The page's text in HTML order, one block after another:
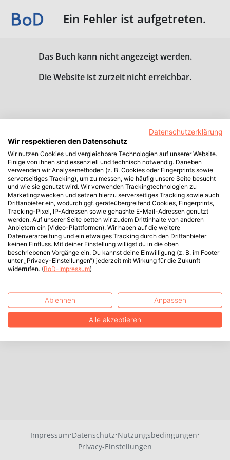
Ein Fehler ist aufgetreten.
Das Buch kann nicht angezeigt werden.
Die Website ist zurzeit nicht erreichbar.
Impressum·Datenschutz·Nutzungsbedingungen·
Privacy-Einstellungen
Datenschutzerklärung
Wir respektieren den Datenschutz
Wir nutzen Cookies und vergleichbare Technologien auf unserer Website.
Einige von ihnen sind essenziell und technisch notwendig. Daneben
verwenden wir Analysemethoden (z. B. Cookies oder Fingerprints sowie
serverseitiges Tracking), um zu messen, wie häufig unsere Seite besucht
und wie sie genutzt wird. Wir verwenden Trackingtechnologien zu
Marketingzwecken und setzen hierzu serverseitiges Tracking sowie auch
Drittanbieter ein, wodurch ggf. geräteübergreifend Cookies, Fingerprints,
Tracking-Pixel, IP-Adressen sowie gehashte E-Mail-Adressen genutzt
werden. Auf unserer Seite betten wir zudem Drittinhalte von anderen
Anbietern ein (Video-Plattformen). Wir haben auf die weitere
Datenverarbeitung und ein etwaiges Tracking durch den Drittanbieter
keinen Einfluss. Mit deiner Einstellung willigst du in die oben
beschriebenen Vorgänge ein. Du kannst deine Einwilligung (z. B. im Footer
unter „Privacy-Einstellungen“) jederzeit mit Wirkung für die Zukunft
widerrufen. (BoD-Impressum)
Ablehnen Anpassen
Alle akzeptieren